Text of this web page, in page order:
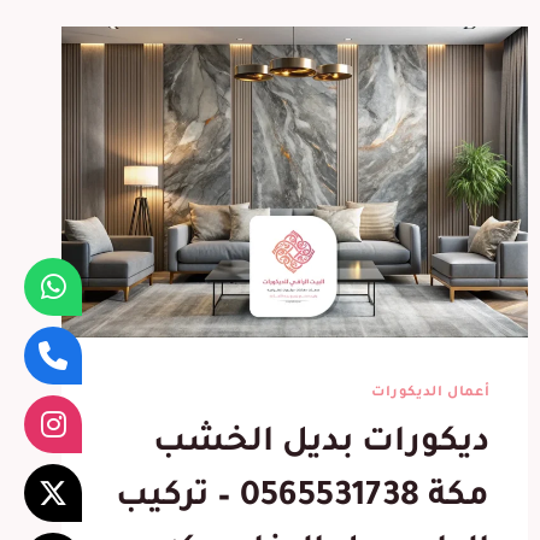
أعمال الديكورات
ديكورات بديل الخشب
مكة 0565531738 – تركيب